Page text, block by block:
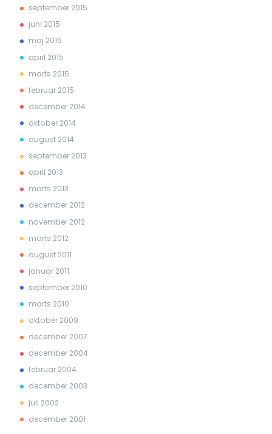
september 2015
juni 2015
maj 2015
april 2015
marts 2015
februar 2015
december 2014
oktober 2014
august 2014
september 2013
april 2013
marts 2013
december 2012
november 2012
marts 2012
august 2011
januar 2011
september 2010
marts 2010
oktober 2009
december 2007
december 2004
februar 2004
december 2003
juli 2002
december 2001